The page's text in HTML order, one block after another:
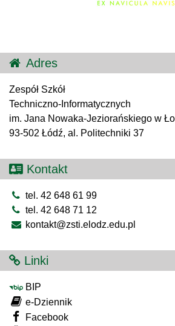
Adres
Zespół Szkół
Techniczno-Informatycznych
im. Jana Nowaka-Jeziorańskiego w
93-502 Łódź, al. Politechniki 37
Kontakt
tel. 42 648 61 99
tel. 42 648 71 12
kontakt@zsti.elodz.edu.pl
Linki
BIP
e-Dziennik
Facebook